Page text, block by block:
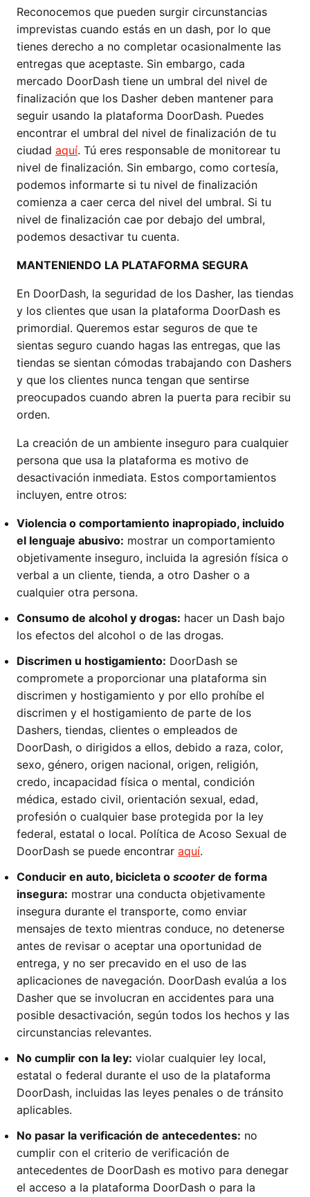
Reconocemos que pueden surgir circunstancias
imprevistas cuando estás en un dash, por lo que
tienes derecho a no completar ocasionalmente las
entregas que aceptaste. Sin embargo, cada
mercado DoorDash tiene un umbral del nivel de
finalización que los Dasher deben mantener para
seguir usando la plataforma DoorDash. Puedes
encontrar el umbral del nivel de finalización de tu
ciudad aquí. Tú eres responsable de monitorear tu
nivel de finalización. Sin embargo, como cortesía,
podemos informarte si tu nivel de finalización
comienza a caer cerca del nivel del umbral. Si tu
nivel de finalización cae por debajo del umbral,
podemos desactivar tu cuenta.
MANTENIENDO LA PLATAFORMA SEGURA
En DoorDash, la seguridad de los Dasher, las tiendas
y los clientes que usan la plataforma DoorDash es
primordial. Queremos estar seguros de que te
sientas seguro cuando hagas las entregas, que las
tiendas se sientan cómodas trabajando con Dashers
y que los clientes nunca tengan que sentirse
preocupados cuando abren la puerta para recibir su
orden.
La creación de un ambiente inseguro para cualquier
persona que usa la plataforma es motivo de
desactivación inmediata. Estos comportamientos
incluyen, entre otros:
Violencia o comportamiento inapropiado, incluido
el lenguaje abusivo: mostrar un comportamiento
objetivamente inseguro, incluida la agresión física o
verbal a un cliente, tienda, a otro Dasher o a
cualquier otra persona.
Consumo de alcohol y drogas: hacer un Dash bajo
los efectos del alcohol o de las drogas.
Discrimen u hostigamiento: DoorDash se
compromete a proporcionar una plataforma sin
discrimen y hostigamiento y por ello prohíbe el
discrimen y el hostigamiento de parte de los
Dashers, tiendas, clientes o empleados de
DoorDash, o dirigidos a ellos, debido a raza, color,
sexo, género, origen nacional, origen, religión,
credo, incapacidad física o mental, condición
médica, estado civil, orientación sexual, edad,
profesión o cualquier base protegida por la ley
federal, estatal o local. Política de Acoso Sexual de
DoorDash se puede encontrar aquí.
Conducir en auto, bicicleta o scooter de forma
insegura: mostrar una conducta objetivamente
insegura durante el transporte, como enviar
mensajes de texto mientras conduce, no detenerse
antes de revisar o aceptar una oportunidad de
entrega, y no ser precavido en el uso de las
aplicaciones de navegación. DoorDash evalúa a los
Dasher que se involucran en accidentes para una
posible desactivación, según todos los hechos y las
circunstancias relevantes.
No cumplir con la ley: violar cualquier ley local,
estatal o federal durante el uso de la plataforma
DoorDash, incluidas las leyes penales o de tránsito
aplicables.
No pasar la verificación de antecedentes: no
cumplir con el criterio de verificación de
antecedentes de DoorDash es motivo para denegar
el acceso a la plataforma DoorDash o para la